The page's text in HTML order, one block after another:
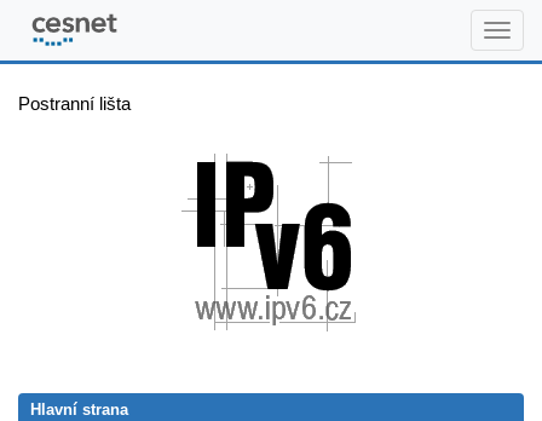
Postranní lišta
Hlavní strana